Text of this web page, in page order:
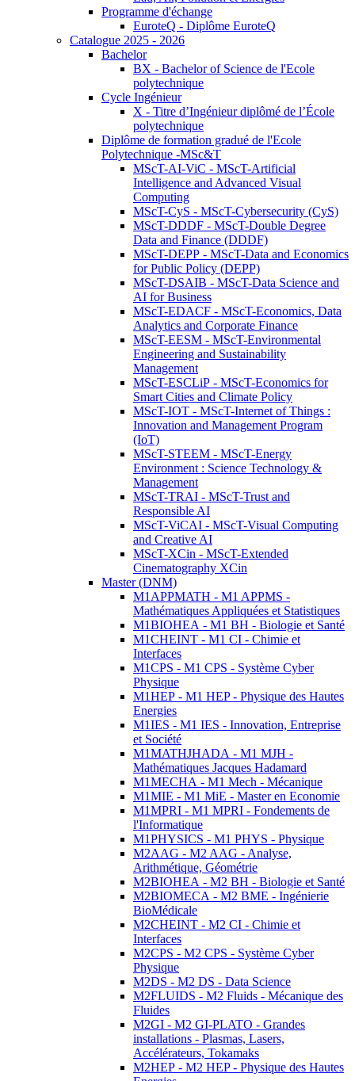
Programme d'échange
EuroteQ - Diplôme EuroteQ
Catalogue 2025 - 2026
Bachelor
BX - Bachelor of Science de l'Ecole
polytechnique
Cycle Ingénieur
X - Titre d’Ingénieur diplômé de l’École
polytechnique
Diplôme de formation gradué de l'Ecole
Polytechnique -MSc&T
MScT-AI-ViC - MScT-Artificial
Intelligence and Advanced Visual
Computing
MScT-CyS - MScT-Cybersecurity (CyS)
MScT-DDDF - MScT-Double Degree
Data and Finance (DDDF)
MScT-DEPP - MScT-Data and Economics
for Public Policy (DEPP)
MScT-DSAIB - MScT-Data Science and
AI for Business
MScT-EDACF - MScT-Economics, Data
Analytics and Corporate Finance
MScT-EESM - MScT-Environmental
Engineering and Sustainability
Management
MScT-ESCLiP - MScT-Economics for
Smart Cities and Climate Policy
MScT-IOT - MScT-Internet of Things :
Innovation and Management Program
(IoT)
MScT-STEEM - MScT-Energy
Environment : Science Technology &
Management
MScT-TRAI - MScT-Trust and
Responsible AI
MScT-ViCAI - MScT-Visual Computing
and Creative AI
MScT-XCin - MScT-Extended
Cinematography XCin
Master (DNM)
M1APPMATH - M1 APPMS -
Mathématiques Appliquées et Statistiques
M1BIOHEA - M1 BH - Biologie et Santé
M1CHEINT - M1 CI - Chimie et
Interfaces
M1CPS - M1 CPS - Système Cyber
Physique
M1HEP - M1 HEP - Physique des Hautes
Energies
M1IES - M1 IES - Innovation, Entreprise
et Société
M1MATHJHADA - M1 MJH -
Mathématiques Jacques Hadamard
M1MECHA - M1 Mech - Mécanique
M1MIE - M1 MiE - Master en Economie
M1MPRI - M1 MPRI - Fondements de
l'Informatique
M1PHYSICS - M1 PHYS - Physique
M2AAG - M2 AAG - Analyse,
Arithmétique, Géométrie
M2BIOHEA - M2 BH - Biologie et Santé
M2BIOMECA - M2 BME - Ingénierie
BioMédicale
M2CHEINT - M2 CI - Chimie et
Interfaces
M2CPS - M2 CPS - Système Cyber
Physique
M2DS - M2 DS - Data Science
M2FLUIDS - M2 Fluids - Mécanique des
Fluides
M2GI - M2 GI-PLATO - Grandes
installations - Plasmas, Lasers,
Accélérateurs, Tokamaks
M2HEP - M2 HEP - Physique des Hautes